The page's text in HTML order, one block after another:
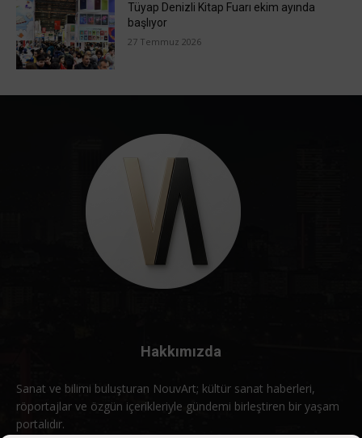
Tüyap Denizli Kitap Fuarı ekim ayında
başlıyor
27 Temmuz 2026
Hakkımızda
Sanat ve bilimi buluşturan NouvArt; kültür sanat haberleri,
röportajlar ve özgün içerikleriyle gündemi birleştiren bir yaşam
portalıdır.